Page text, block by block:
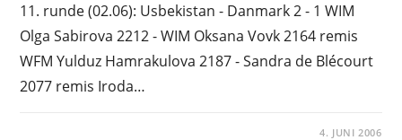
11. runde (02.06): Usbekistan - Danmark 2 - 1 WIM
Olga Sabirova 2212 - WIM Oksana Vovk 2164 remis
WFM Yulduz Hamrakulova 2187 - Sandra de Blécourt
2077 remis Iroda…
4. JUNI 2006